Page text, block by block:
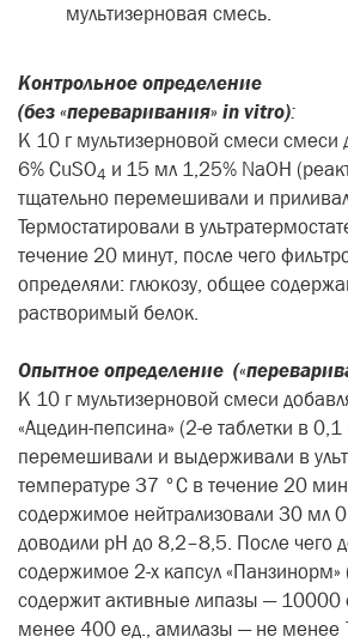
мультизерновая смесь.
Контрольноеопределение
(без «переваривания» in vitro):
К 10 г мультизерновой смеси смеси
6% CuSO4 и 15 мл 1,25% NaOH
тщательно перемешивали и
Термостатировали в
течение 20 минут, после чего
определяли: глюкозу, общее
растворимый белок.
Опытное определение
К 10 г мультизерновой смеси
«Ацедин-пепсина» (2-е таблетки в 0,1
перемешивали и выдерживали в
температуре 37 °С в течение 20
содержимое нейтрализовали 30 мл
доводили рН до 8,2–8,5. После чего
содержимое 2-х капсул «Панзинорм»
содержит активные липазы — 10000
менее 400 ед., амилазы — не менее